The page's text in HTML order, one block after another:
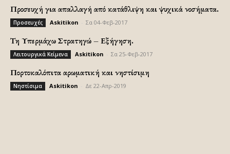
Προσευχή για απαλλαγή από κατάθλιψη και ψυχικά νοσήματα.
Προσευχές Askitikon Σα 04-Φεβ-2017
Τη Υπερμάχω Στρατηγώ – Εξήγηση.
Λειτουργικά Κείμενα Askitikon Σα 25-Φεβ-2017
Πορτοκαλόπιτα αρωματική και νηστίσιμη
Νηστίσιμα Askitikon Δε 22-Απρ-2019